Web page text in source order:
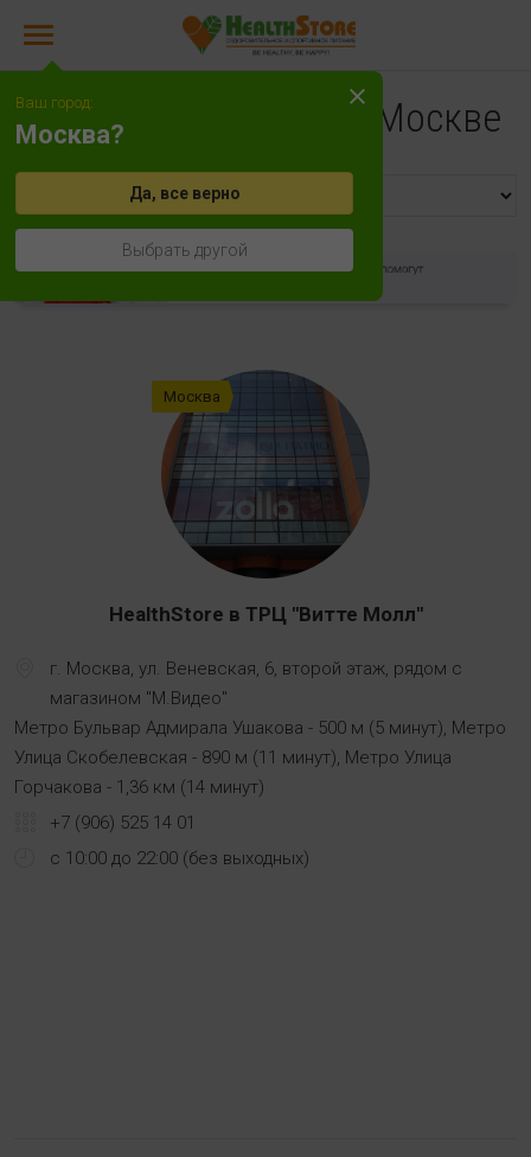
Адреса магазинов в Москве
Москва
HealthStore в ТРЦ "Витте Молл"
г. Москва, ул. Веневская, 6, второй этаж, рядом с
магазином "М.Видео"
Метро Бульвар Адмирала Ушакова - 500 м (5 минут), Метро
Улица Скобелевская - 890 м (11 минут), Метро Улица
Горчакова - 1,36 км (14 минут)
+7 (906) 525 14 01
с 10:00 до 22:00 (без выходных)
Ваш город:
Москва?
Да, все верно
Выбрать другой